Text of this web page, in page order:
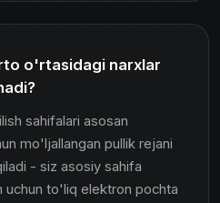
o'rtasidagi narxlar
sahifalari asosan
mo'ljallangan pullik rejani
- siz asosiy sahifa
uchun to'liq elektron pochta